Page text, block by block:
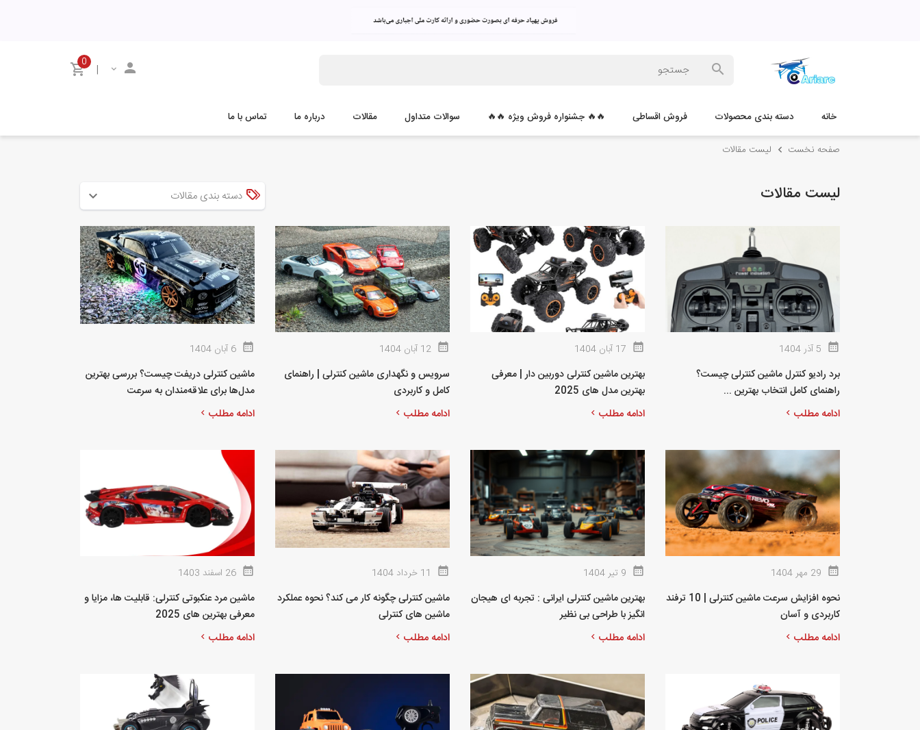
|
0
خانه دسته بندی محصولات فروش اقساطی 🔥🔥 جشنواره فروش ویژه 🔥🔥 سوالات متداول مقالات درباره ما تماس با ما
صفحه نخست لیست مقالات
لیست مقالات دسته بندی مقالات
5 آذر 1404
برد رادیو کنترل ماشین کنترلی چیست؟
راهنمای کامل انتخاب بهترین ...
ادامه مطلب
17 آبان 1404
بهترین ماشین کنترلی دوربین دار | معرفی
بهترین مدل های 2025
ادامه مطلب
12 آبان 1404
سرویس و نگهداری ماشین کنترلی | راهنمای
کامل و کاربردی
ادامه مطلب
6 آبان 1404
ماشین کنترلی دریفت چیست؟ بررسی بهترین
مدل‌ها برای علاقه‌مندان به سرعت
ادامه مطلب
29 مهر 1404
نحوه افزایش سرعت ماشین کنترلی | 10 ترفند
کاربردی و آسان
ادامه مطلب
9 تیر 1404
بهترین ماشین کنترلی ایرانی : تجربه‌ ای هیجان‌
انگیز با طراحی بی‌ نظیر
ادامه مطلب
11 خرداد 1404
ماشین کنترلی چگونه کار می‌ کند؟ نحوه عملکرد
ماشین های کنترلی
ادامه مطلب
26 اسفند 1403
ماشین مرد عنکبوتی کنترلی: قابلیت ها، مزایا و
معرفی بهترین های 2025
ادامه مطلب